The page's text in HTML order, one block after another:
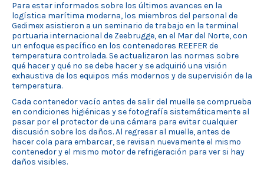
Para estar informados sobre los últimos avances en la
logística marítima moderna, los miembros del personal de
Gedimex asistieron a un seminario de trabajo en la terminal
portuaria internacional de Zeebrugge, en el Mar del Norte, con
un enfoque específico en los contenedores REEFER de
temperatura controlada. Se actualizaron las normas sobre
qué hacer y qué no se debe hacer y se adquirió una visión
exhaustiva de los equipos más modernos y de supervisión de la
temperatura.
Cada contenedor vacío antes de salir del muelle se comprueba
en condiciones higiénicas y se fotografía sistemáticamente al
pasar por el protector de una cámara para evitar cualquier
discusión sobre los daños. Al regresar al muelle, antes de
hacer cola para embarcar, se revisan nuevamente el mismo
contenedor y el mismo motor de refrigeración para ver si hay
daños visibles.